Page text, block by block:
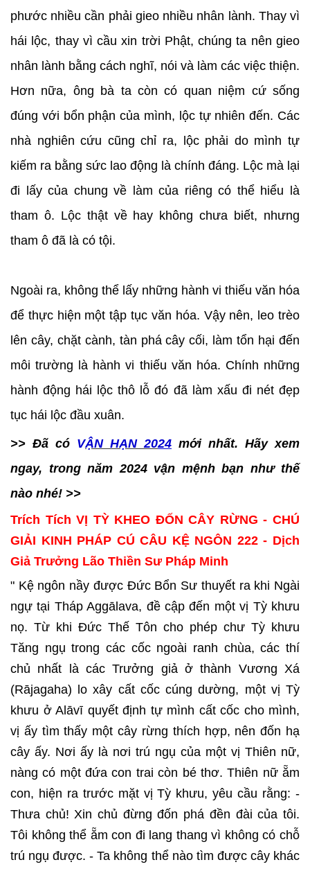
phước nhiều cần phải gieo nhiều nhân lành. Thay vì
hái lộc, thay vì cầu xin trời Phật, chúng ta nên gieo
nhân lành bằng cách nghĩ, nói và làm các việc thiện.
Hơn nữa, ông bà ta còn có quan niệm cứ sống
đúng với bổn phận của mình, lộc tự nhiên đến. Các
nhà nghiên cứu cũng chỉ ra, lộc phải do mình tự
kiếm ra bằng sức lao động là chính đáng. Lộc mà lại
đi lấy của chung về làm của riêng có thể hiểu là
tham ô. Lộc thật về hay không chưa biết, nhưng
tham ô đã là có tội.
Ngoài ra, không thể lấy những hành vi thiếu văn hóa
để thực hiện một tập tục văn hóa. Vậy nên, leo trèo
lên cây, chặt cành, tàn phá cây cối, làm tổn hại đến
môi trường là hành vi thiếu văn hóa. Chính những
hành động hái lộc thô lỗ đó đã làm xấu đi nét đẹp
tục hái lộc đầu xuân.
>> Đã có VẬN HẠN 2024 mới nhất. Hãy xem
ngay, trong năm 2024 vận mệnh bạn như thế
nào nhé! >>
Trích Tích VỊ TỲ KHEO ĐỐN CÂY RỪNG - CHÚ
GIẢI KINH PHÁP CÚ CÂU KỆ NGÔN 222 - Dịch
Giả Trưởng Lão Thiền Sư Pháp Minh
" Kệ ngôn nầy được Đức Bổn Sư thuyết ra khi Ngài
ngự tại Tháp Aggālava, đề cập đến một vị Tỳ khưu
nọ. Từ khi Đức Thế Tôn cho phép chư Tỳ khưu
Tăng ngụ trong các cốc ngoài ranh chùa, các thí
chủ nhất là các Trưởng giả ở thành Vương Xá
(Rājagaha) lo xây cất cốc cúng dường, một vị Tỳ
khưu ở Alāvī quyết định tự mình cất cốc cho mình,
vị ấy tìm thấy một cây rừng thích hợp, nên đốn hạ
cây ấy. Nơi ấy là nơi trú ngụ của một vị Thiên nữ,
nàng có một đứa con trai còn bé thơ. Thiên nữ ẵm
con, hiện ra trước mặt vị Tỳ khưu, yêu cầu rằng: -
Thưa chủ! Xin chủ đừng đốn phá đền đài của tôi.
Tôi không thể ẵm con đi lang thang vì không có chỗ
trú ngụ được. - Ta không thể nào tìm được cây khác